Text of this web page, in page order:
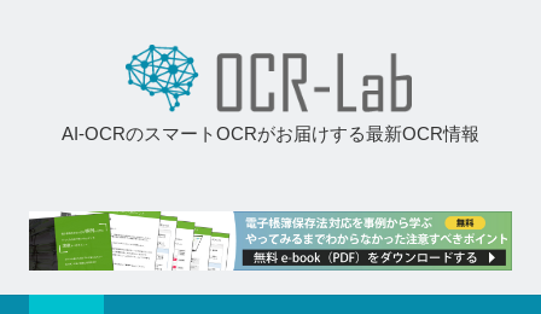
AI-OCRのスマートOCRがお届けする最新OCR情報